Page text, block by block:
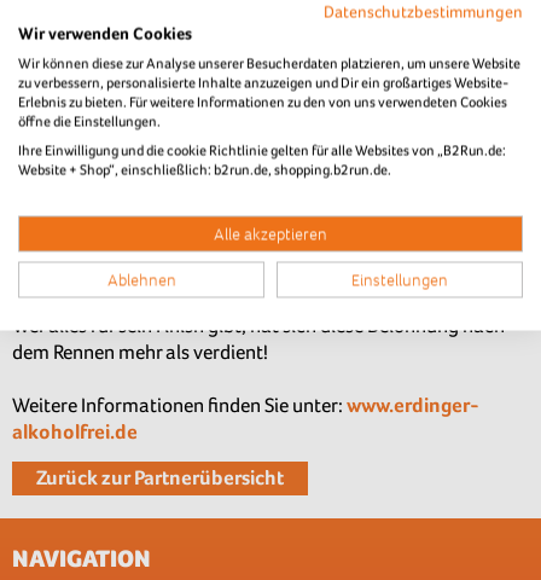
Sportlicher Durstlöscher oder fruchtige Erfrischung?
Variante auch die Sorten ERDINGER Alkoholfrei Zitrone und
Grapefruit im Ziel an. Für Kalorien-Jongleure: Das
Erfrischungsduo hat gerade einmal 25 Kalorien pro 100 ml
und damit genauso wenige wie ein ERDINGER Alkoholfrei.
Wer alles für sein Finish gibt, hat sich diese Belohnung nach
dem Rennen mehr als verdient!
Weitere Informationen finden Sie unter: www.erdinger-
alkoholfrei.de
Zurück zur Partnerübersicht
NAVIGATION
Datenschutzbestimmungen
Wir verwenden Cookies
Wir können diese zur Analyse unserer Besucherdaten platzieren, um unsere Website
zu verbessern, personalisierte Inhalte anzuzeigen und Dir ein großartiges Website-
Erlebnis zu bieten. Für weitere Informationen zu den von uns verwendeten Cookies
öffne die Einstellungen.
Ihre Einwilligung und die cookie Richtlinie gelten für alle Websites von „B2Run.de:
Website + Shop“, einschließlich: b2run.de, shopping.b2run.de.
Alle akzeptieren
Ablehnen Einstellungen